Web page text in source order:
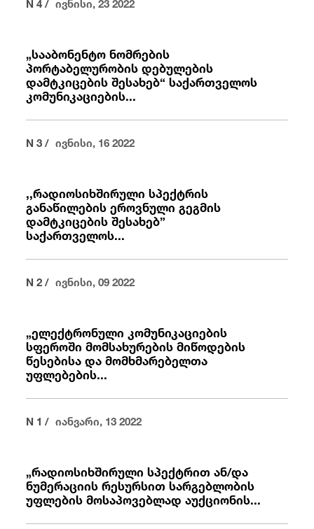
„სააბონენტო ნომრების
პორტაბელურობის დებულების
დამტკიცების შესახებ“ საქართველოს
კომუნიკაციების...
N 3 / ივნისი, 16 2022
,,რადიოსიხშირული სპექტრის
განაწილების ეროვნული გეგმის
დამტკიცების შესახებ”
საქართველოს...
N 2 / ივნისი, 09 2022
„ელექტრონული კომუნიკაციების
სფეროში მომსახურების მიწოდების
წესებისა და მომხმარებელთა
უფლებების...
N 1 / იანვარი, 13 2022
„რადიოსიხშირული სპექტრით ან/და
ნუმერაციის რესურსით სარგებლობის
უფლების მოსაპოვებლად აუქციონის...